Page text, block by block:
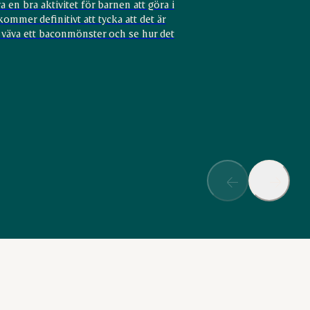
en bra aktivitet för barnen att göra i
definitivt att tycka att det är
ett baconmönster och se hur det